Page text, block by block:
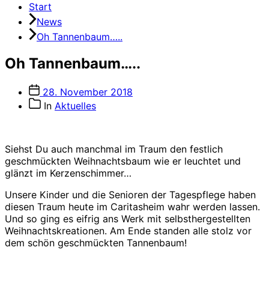
Start
News
Oh Tannenbaum…..
Oh Tannenbaum…..
Veröffentlichungsdatum
28. November 2018
Beitragskategorien
In Aktuelles
Siehst Du auch manchmal im Traum den festlich
geschmückten Weihnachtsbaum wie er leuchtet und
glänzt im Kerzenschimmer…
Unsere Kinder und die Senioren der Tagespflege haben
diesen Traum heute im Caritasheim wahr werden lassen.
Und so ging es eifrig ans Werk mit selbsthergestellten
Weihnachtskreationen. Am Ende standen alle stolz vor
dem schön geschmückten Tannenbaum!